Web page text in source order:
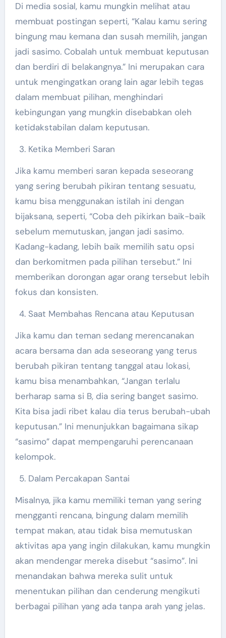
Di media sosial, kamu mungkin melihat atau
membuat postingan seperti, “Kalau kamu sering
bingung mau kemana dan susah memilih, jangan
jadi sasimo. Cobalah untuk membuat keputusan
dan berdiri di belakangnya.” Ini merupakan cara
untuk mengingatkan orang lain agar lebih tegas
dalam membuat pilihan, menghindari
kebingungan yang mungkin disebabkan oleh
ketidakstabilan dalam keputusan.
Ketika Memberi Saran
Jika kamu memberi saran kepada seseorang
yang sering berubah pikiran tentang sesuatu,
kamu bisa menggunakan istilah ini dengan
bijaksana, seperti, “Coba deh pikirkan baik-baik
sebelum memutuskan, jangan jadi sasimo.
Kadang-kadang, lebih baik memilih satu opsi
dan berkomitmen pada pilihan tersebut.” Ini
memberikan dorongan agar orang tersebut lebih
fokus dan konsisten.
Saat Membahas Rencana atau Keputusan
Jika kamu dan teman sedang merencanakan
acara bersama dan ada seseorang yang terus
berubah pikiran tentang tanggal atau lokasi,
kamu bisa menambahkan, “Jangan terlalu
berharap sama si B, dia sering banget sasimo.
Kita bisa jadi ribet kalau dia terus berubah-ubah
keputusan.” Ini menunjukkan bagaimana sikap
“sasimo” dapat mempengaruhi perencanaan
kelompok.
Dalam Percakapan Santai
Misalnya, jika kamu memiliki teman yang sering
mengganti rencana, bingung dalam memilih
tempat makan, atau tidak bisa memutuskan
aktivitas apa yang ingin dilakukan, kamu mungkin
akan mendengar mereka disebut “sasimo”. Ini
menandakan bahwa mereka sulit untuk
menentukan pilihan dan cenderung mengikuti
berbagai pilihan yang ada tanpa arah yang jelas.